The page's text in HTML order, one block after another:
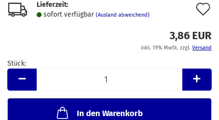
Lieferzeit:
sofort verfügbar (Ausland abweichend)
3,86 EUR
inkl. 19% MwSt. zzgl. Versand
Stück:
Stück
In den Warenkorb